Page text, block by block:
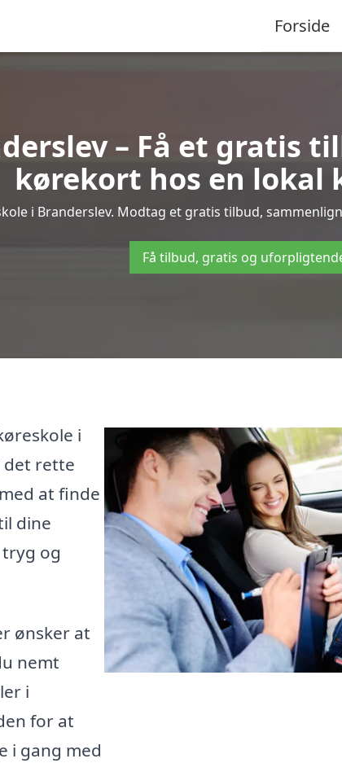
Forside
– Få et gratis
kørekort hos en lokal
i Branderslev. Modtag et gratis tilbud,
Få tilbud, gratis og
i
det rette
at finde
dine
og
ønsker at
nemt
i
for at
i gang med